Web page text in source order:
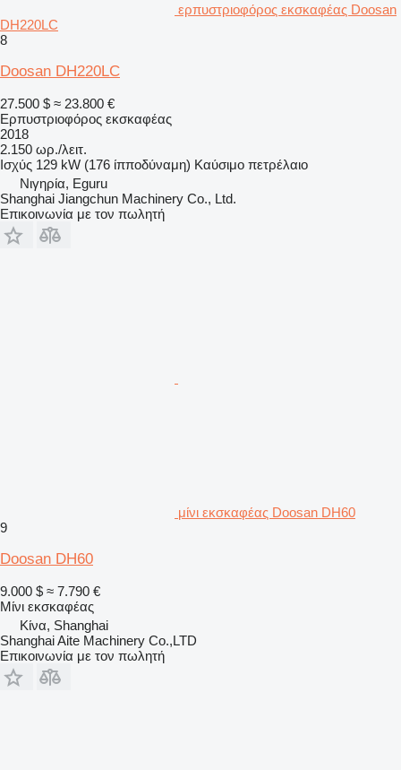
ερπυστριοφόρος εκσκαφέας Doosan
DH220LC
8
Doosan DH220LC
27.500 $ ≈ 23.800 €
Ερπυστριοφόρος εκσκαφέας
2018
2.150 ωρ./λειτ.
Ισχύς 129 kW (176 ίπποδύναμη) Καύσιμο πετρέλαιο
Νιγηρία, Eguru
Shanghai Jiangchun Machinery Co., Ltd.
Επικοινωνία με τον πωλητή
μίνι εκσκαφέας Doosan DH60
9
Doosan DH60
9.000 $ ≈ 7.790 €
Μίνι εκσκαφέας
Κίνα, Shanghai
Shanghai Aite Machinery Co.,LTD
Επικοινωνία με τον πωλητή